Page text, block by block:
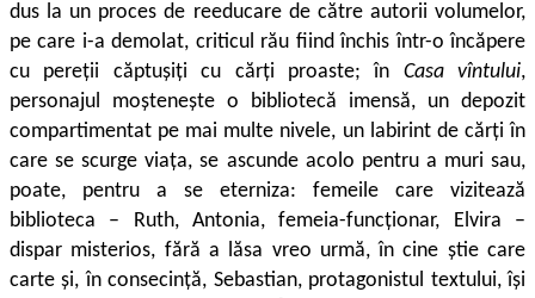
dus la un proces de reeducare de către autorii volumelor,
pe care i-a demolat, criticul rău fiind închis într-o încăpere
cu pereții căptușiți cu cărți proaste; în Casa vîntului,
personajul moștenește o biblio­tecă imensă, un depozit
compartimentat pe mai multe nivele, un labi­rint de cărți în
care se scurge viața, se ascunde acolo pentru a muri sau,
poate, pentru a se eterniza: femeile care vizitează
biblioteca – Ruth, Antonia, femeia-funcționar, Elvira –
dispar misterios, fără a lăsa vreo urmă, în cine știe care
carte și, în consecință, Sebastian, protagonistul textului, își